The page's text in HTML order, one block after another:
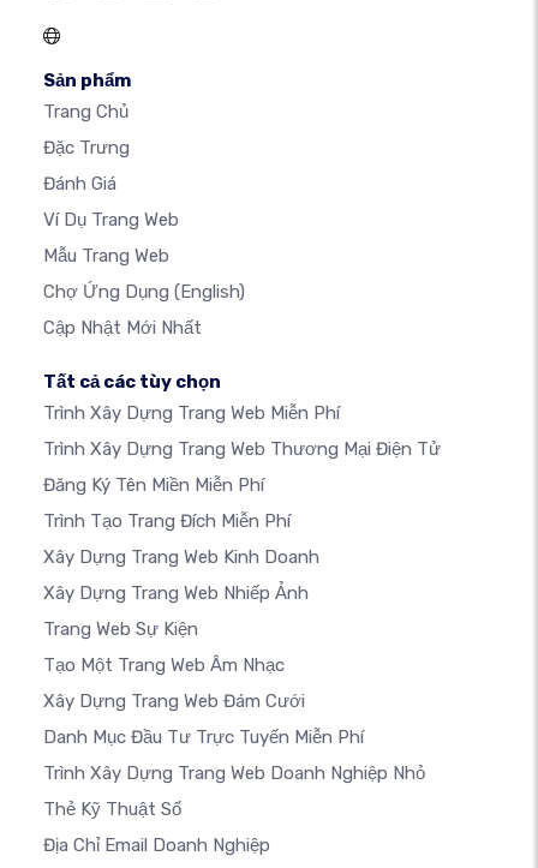
Sản phẩm
Trang Chủ
Đặc Trưng
Đánh Giá
Ví Dụ Trang Web
Mẫu Trang Web
Chợ Ứng Dụng (English)
Cập Nhật Mới Nhất
Tất cả các tùy chọn
Trình Xây Dựng Trang Web Miễn Phí
Trình Xây Dựng Trang Web Thương Mại Điện Tử
Đăng Ký Tên Miền Miễn Phí
Trình Tạo Trang Đích Miễn Phí
Xây Dựng Trang Web Kinh Doanh
Xây Dựng Trang Web Nhiếp Ảnh
Trang Web Sự Kiện
Tạo Một Trang Web Âm Nhạc
Xây Dựng Trang Web Đám Cưới
Danh Mục Đầu Tư Trực Tuyến Miễn Phí
Trình Xây Dựng Trang Web Doanh Nghiệp Nhỏ
Thẻ Kỹ Thuật Số
Địa Chỉ Email Doanh Nghiệp